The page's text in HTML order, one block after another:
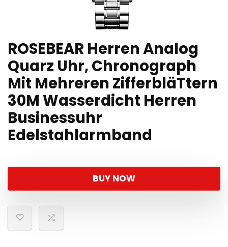
ROSEBEAR Herren Analog
Quarz Uhr, Chronograph
Mit Mehreren ZifferbläTtern
30M Wasserdicht Herren
Businessuhr
Edelstahlarmband
BUY NOW